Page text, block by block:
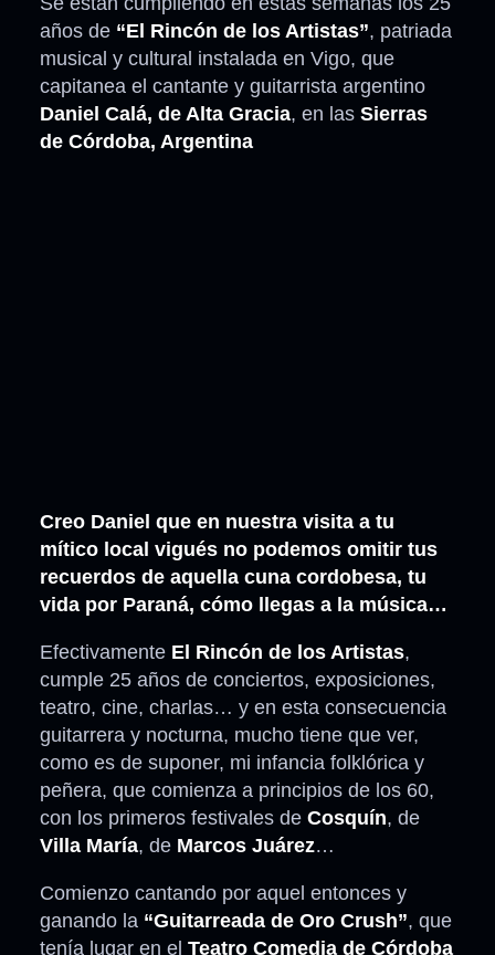
años de “El Rincón de los Artistas”, patriada
musical y cultural instalada en Vigo, que
capitanea el cantante y guitarrista argentino
Daniel Calá, de Alta Gracia, en las Sierras
de Córdoba, Argentina
Creo Daniel que en nuestra visita a tu
mítico local vigués no podemos omitir tus
recuerdos de aquella cuna cordobesa, tu
vida por Paraná, cómo llegas a la música…
Efectivamente El Rincón de los Artistas,
cumple 25 años de conciertos, exposiciones,
teatro, cine, charlas… y en esta consecuencia
guitarrera y nocturna, mucho tiene que ver,
como es de suponer, mi infancia folklórica y
peñera, que comienza a principios de los 60,
con los primeros festivales de Cosquín, de
Villa María, de Marcos Juárez…
Comienzo cantando por aquel entonces y
ganando la “Guitarreada de Oro Crush”, que
tenía lugar en el Teatro Comedia de Córdoba